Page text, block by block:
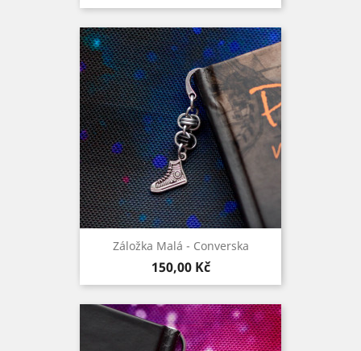
Záložka Malá - Converska
Cena
150,00 Kč